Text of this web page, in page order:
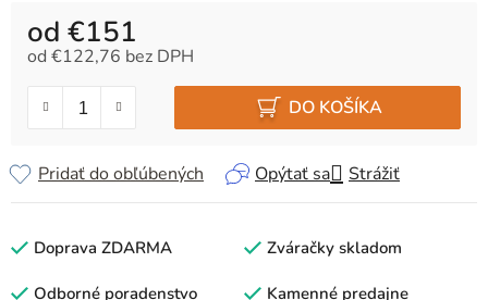
od €151
od €122,76 bez DPH
DO KOŠÍKA
Opýtať sa Strážiť
Pridať do obľúbených
Doprava ZDARMA Zváračky skladom
Odborné poradenstvo Kamenné predajne